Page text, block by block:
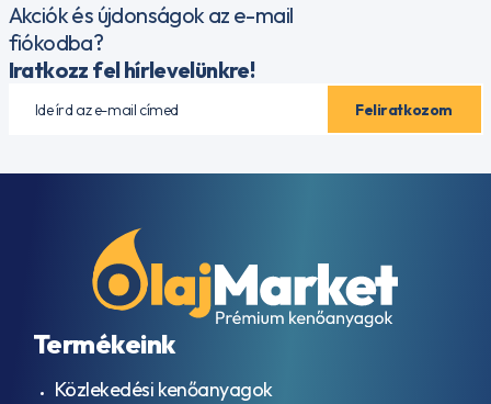
Akciók és újdonságok az e-mail
fiókodba?
Iratkozz fel hírlevelünkre!
Termékeink
Közlekedési kenőanyagok